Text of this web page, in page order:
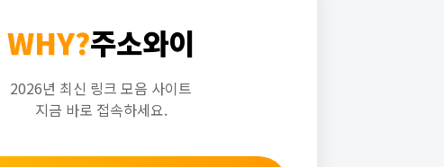
WHY?주소와이
2026년 최신 링크 모음 사이트
지금 바로 접속하세요.